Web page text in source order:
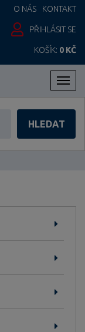
O NÁS KONTAKT
PŘIHLÁSIT SE
KOŠÍK: 0 KČ
HLEDAT